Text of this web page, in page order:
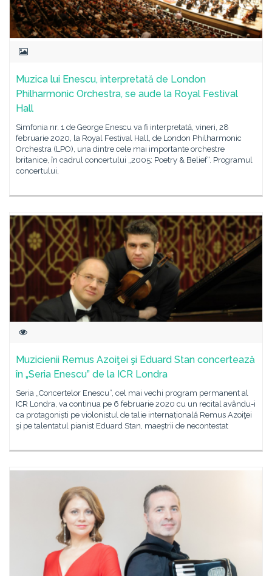
Muzica lui Enescu, interpretată de London
Philharmonic Orchestra, se aude la Royal Festival
Hall
Simfonia nr. 1 de George Enescu va fi interpretată, vineri, 28
februarie 2020, la Royal Festival Hall, de London Philharmonic
Orchestra (LPO), una dintre cele mai importante orchestre
britanice, în cadrul concertului „2005: Poetry & Belief“. Programul
concertului,
Muzicienii Remus Azoiţei şi Eduard Stan concertează
în „Seria Enescu” de la ICR Londra
Seria „Concertelor Enescu”, cel mai vechi program permanent al
ICR Londra, va continua pe 6 februarie 2020 cu un recital avându-i
ca protagoniști pe violonistul de talie internațională Remus Azoiţei
şi pe talentatul pianist Eduard Stan, maeştrii de necontestat